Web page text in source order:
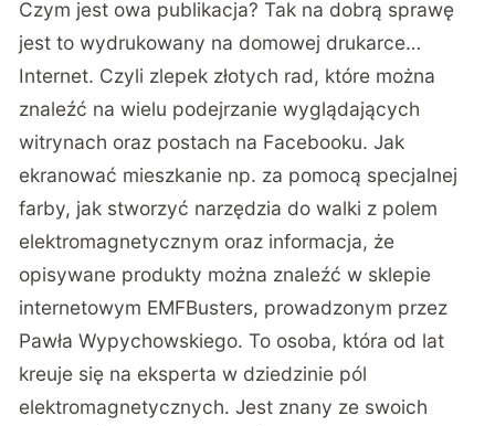
Czym jest owa publikacja? Tak na dobrą sprawę
jest to wydrukowany na domowej drukarce…
Internet. Czyli zlepek złotych rad, które można
znaleźć na wielu podejrzanie wyglądających
witrynach oraz postach na Facebooku. Jak
ekranować mieszkanie np. za pomocą specjalnej
farby, jak stworzyć narzędzia do walki z polem
elektromagnetycznym oraz informacja, że
opisywane produkty można znaleźć w sklepie
internetowym EMFBusters, prowadzonym przez
Pawła Wypychowskiego. To osoba, która od lat
kreuje się na eksperta w dziedzinie pól
elektromagnetycznych. Jest znany ze swoich